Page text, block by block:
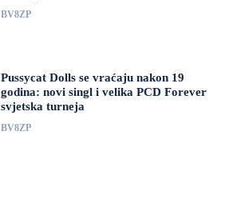
BV8ZP
Pussycat Dolls se vraćaju nakon 19
godina: novi singl i velika PCD Forever
svjetska turneja
BV8ZP